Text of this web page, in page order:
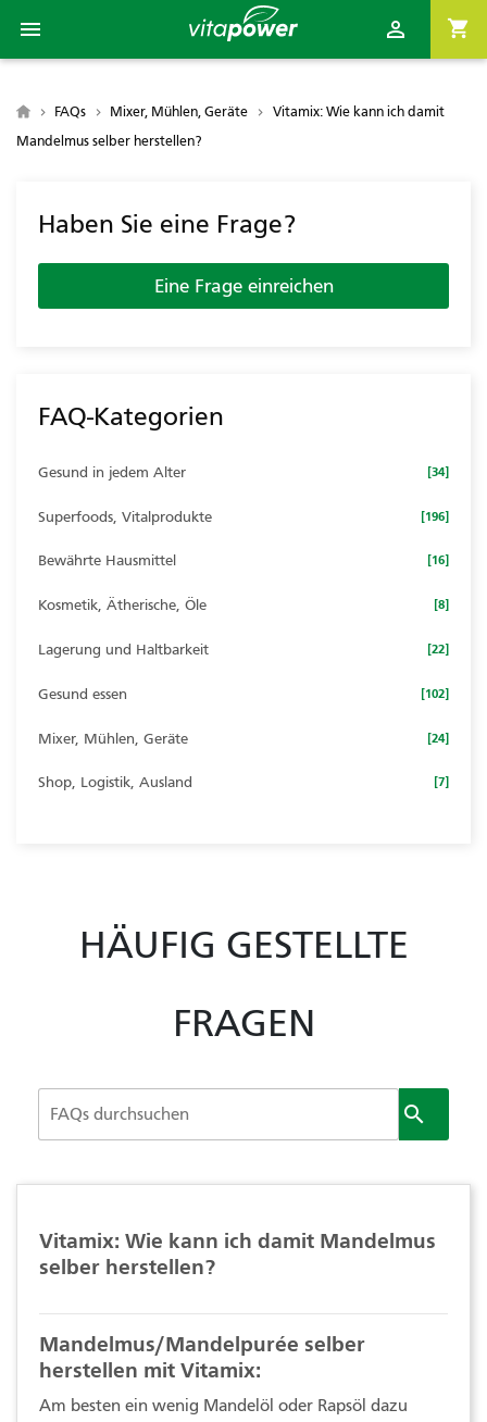
 shopping_cart

FAQs Mixer, Mühlen, Geräte
Vitamix: Wie kann ich damit
Mandelmus selber herstellen?
Haben Sie eine Frage?
Eine Frage einreichen
FAQ-Kategorien
Gesund in jedem Alter [34]
Superfoods, Vitalprodukte [196]
Bewährte Hausmittel [16]
Kosmetik, Ätherische, Öle [8]
Lagerung und Haltbarkeit [22]
Gesund essen [102]
Mixer, Mühlen, Geräte [24]
Shop, Logistik, Ausland [7]
HÄUFIG GESTELLTE
FRAGEN

Vitamix: Wie kann ich damit Mandelmus
selber herstellen?
Mandelmus/Mandelpurée selber
herstellen mit Vitamix:
Am besten ein wenig Mandelöl oder Rapsöl dazu